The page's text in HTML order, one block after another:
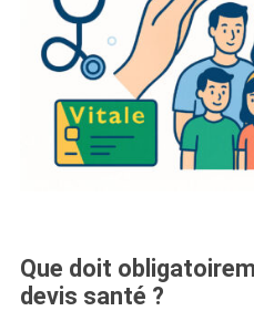
Que doit
devis santé ?